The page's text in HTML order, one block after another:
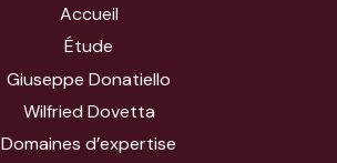
Accueil
Étude
Giuseppe Donatiello
Wilfried Dovetta
Domaines d’expertise